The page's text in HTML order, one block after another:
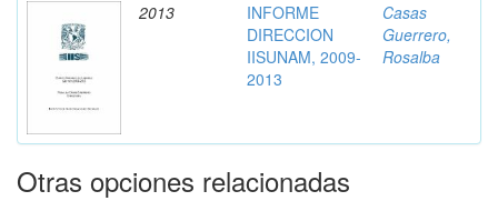
2013
INFORME
DIRECCION
IISUNAM, 2009-
2013
Casas
Guerrero,
Rosalba
Otras opciones relacionadas